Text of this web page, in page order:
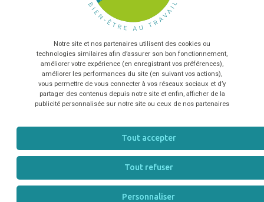
Le management participatif
Le management participatif est également qualifié
de management horizontal. La bonne entente,
l’esprit d’équipe, la proactivité ainsi que la confiance
sont clés dans ce style de management, où la
informations saisies soient exploitées dans le cadre de la
relation commerciale qui peut en découler
TÉLÉCHARGER
Notre site et nos partenaires utilisent des cookies ou
technologies similaires afin d’assurer son bon fonctionnement,
améliorer votre expérience (en enregistrant vos préférences),
améliorer les performances du site (en suivant vos actions),
vous permettre de vous connecter à vos réseaux sociaux et d’y
partager des contenus depuis notre site et enfin, afficher de la
publicité personnalisée sur notre site ou ceux de nos partenaires
Tout accepter
Tout refuser
Personnaliser